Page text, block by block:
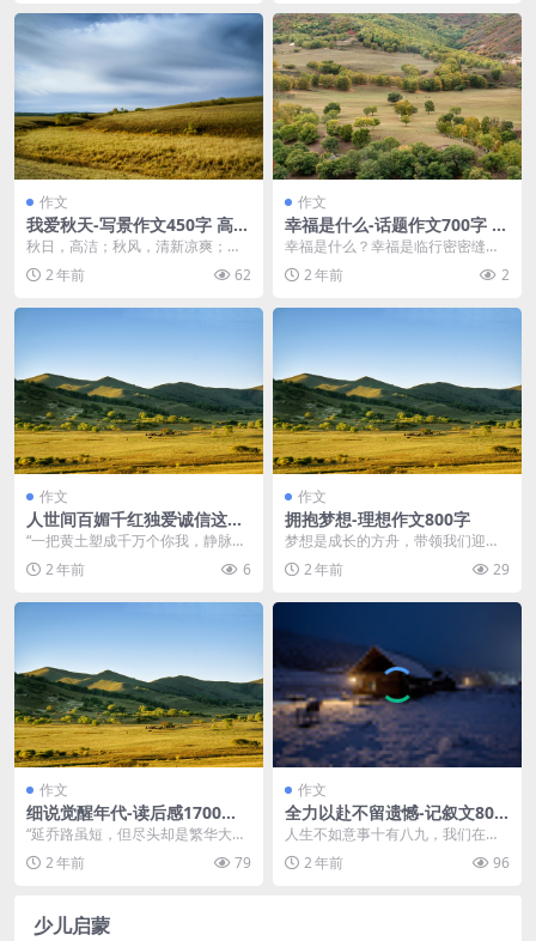
作文
我爱秋天-写景作文450字 高三
作文范文
秋日，高洁；秋风，清新凉爽；秋
雨；绵密灵异；秋天的颜色五颜六
色，绚丽多彩；秋天的...
2 年前 62
作文
幸福是什么-话题作文700字 高
一作文范文
幸福是什么？幸福是临行密密缝，
意恐迟迟归的牵挂，幸福是春种一
粒粟，秋收万颗子的收...
2 年前 2
作文
人世间百媚千红独爱诚信这一
种-记叙文1400字 高二作文范
“一把黄土塑成千万个你我，静脉是
长城，动脉是黄河。五千年的文化
是生生不息的脉博，...
2 年前 6
作文
拥抱梦想-理想作文800字
梦想是成长的方舟，带领我们迎向
成功，当今社会信息纵横交错，亦
真亦假，因此我们需要...
2 年前 29
作文
细说觉醒年代-读后感1700字
高二作文范文
“延乔路虽短，但尽头却是繁华大
道。这短短的路途，却经历了一百
年的艰苦奋斗。这盛世...
2 年前 79
作文
全力以赴不留遗憾-记叙文800
字 高三作文范文
人生不如意事十有八九，我们在生
活当中，没有办法做到事事顺利，
但是却可以事事尽力，...
2 年前 96
少儿启蒙